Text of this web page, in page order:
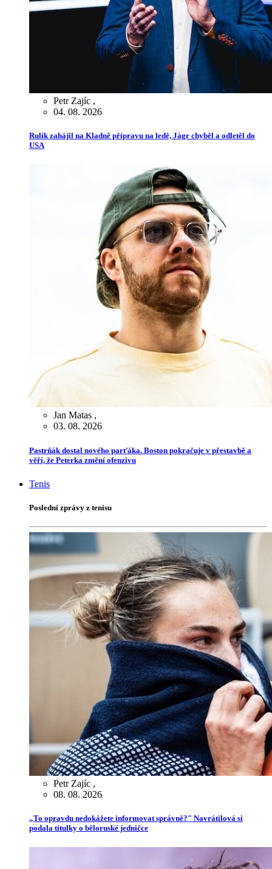
Petr Zajíc ,
04. 08. 2026
Rulík zahájil na Kladně přípravu na ledě, Jágr chyběl a odletěl do
USA
Jan Matas ,
03. 08. 2026
Pastrňák dostal nového parťáka. Boston pokračuje v přestavbě a
věří, že Peterka změní ofenzivu
Tenis
Poslední zprávy z tenisu
Petr Zajíc ,
08. 08. 2026
„To opravdu nedokážete informovat správně?" Navrátilová si
podala titulky o běloruské jedničce